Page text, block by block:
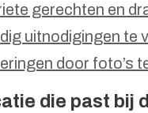
gerechten en
uitnodigingen te
door foto’s
die past bij